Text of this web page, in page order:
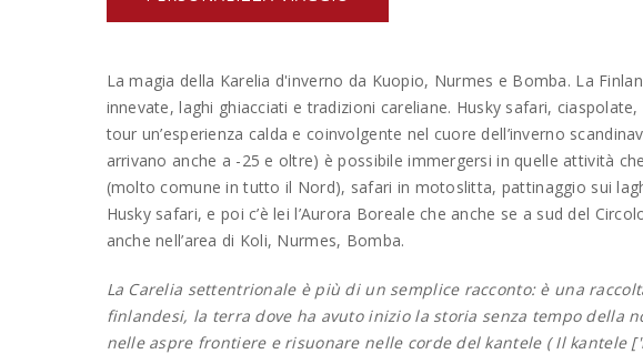
La magia della Karelia d'inverno da Kuopio, Nurmes e Bomba. La
innevate, laghi ghiacciati e tradizioni careliane. Husky safari,
tour un’esperienza calda e coinvolgente nel cuore dell’inverno
arrivano anche a -25 e oltre) è possibile immergersi in quelle attività
(molto comune in tutto il Nord), safari in motoslitta, pattinaggio sui
Husky safari, e poi c’è lei l’Aurora Boreale che anche se a sud del
anche nell’area di Koli, Nurmes, Bomba.
La Carelia settentrionale è più di un semplice racconto: è una
finlandesi, la terra dove ha avuto inizio la storia senza tempo della
nelle aspre frontiere e risuonare nelle corde del kantele ( Il kantele